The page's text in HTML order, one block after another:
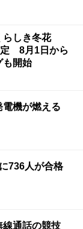
らしき冬花
8月1日から
も開始
電機が燃える
736人が合格
線通話の競技